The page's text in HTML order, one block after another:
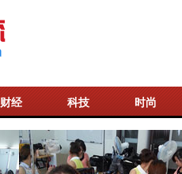
财经 科技 时尚